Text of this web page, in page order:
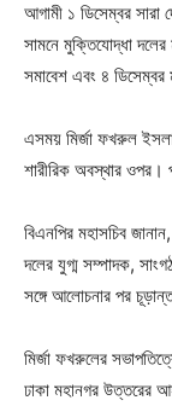
আগামী ১ ডিসেম্বর সারা
সামনে মুক্তিযোদ্ধা
সমাবেশ এবং ৪ ডিসেম্বর
এসময় মির্জা ফখরুল
শারীরিক অবস্থার ওপর।
বিএনপির মহাসচিব
দলের যুগ্ম সম্পাদক,
সঙ্গে আলোচনার পর
মির্জা ফখরুলের
ঢাকা মহানগর উত্তরের